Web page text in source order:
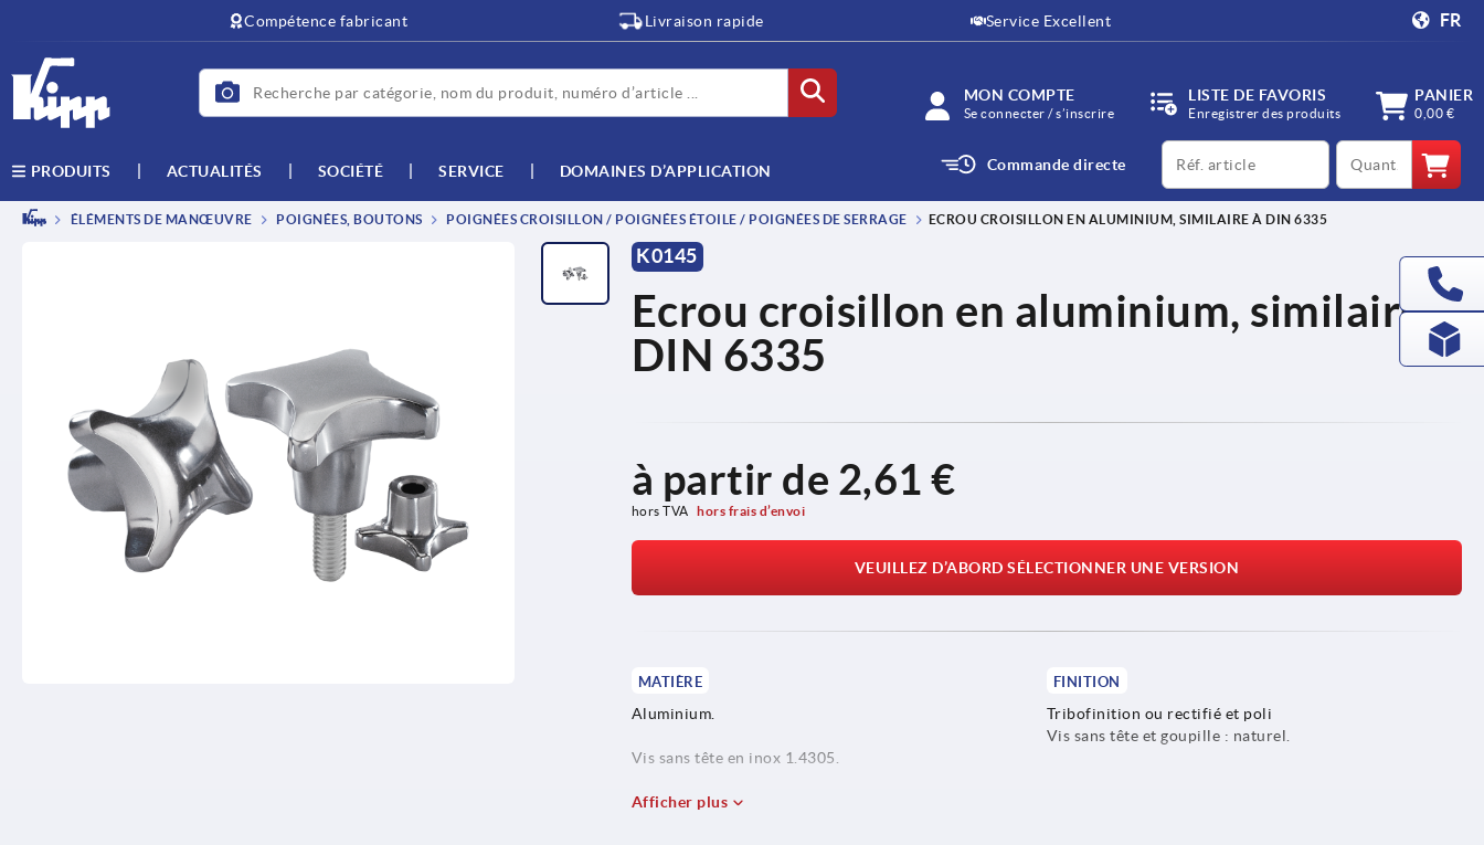
Compétence fabricant Livraison rapide Service Excellent FR
MON COMPTE
Se connecter / s’inscrire
LISTE DE FAVORIS
Enregistrer des produits
PANIER
0,00 €
PRODUITS ACTUALITÉS SOCIÉTÉ SERVICE DOMAINES D’APPLICATION Commande directe
productCode qty
ÉLÉMENTS DE MANŒUVRE POIGNÉES, BOUTONS POIGNÉES CROISILLON / POIGNÉES ÉTOILE / POIGNÉES DE SERRAGE ECROU CROISILLON EN ALUMINIUM, SIMILAIRE À DIN 6335
K0145
Ecrou croisillon en aluminium, similaire à
DIN 6335
à partir de 2,61 €
hors TVA hors frais d’envoi
VEUILLEZ D’ABORD SÉLECTIONNER UNE VERSION
MATIÈRE
Aluminium.
Vis sans tête en inox 1.4305.
Goupille en inox 1.4310.
FINITION
Tribofinition ou rectifié et poli
Vis sans tête et goupille : naturel.
Afficher plus